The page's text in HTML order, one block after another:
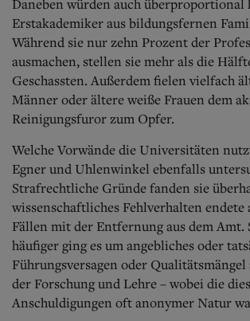
Daneben würden auch überproportional
Erstakademiker aus bildungsfernen
Während sie nur zehn Prozent der
ausmachen, stellen sie mehr als die
Geschassten. Außerdem fielen vielfach
Männer oder ältere weiße Frauen dem
Reinigungsfuror zum Opfer.
Welche Vorwände die Universitäten
Egner und Uhlenwinkel ebenfalls
Strafrechtliche Gründe fanden sie
wissenschaftliches Fehlverhalten
Fällen mit der Entfernung aus dem Amt.
häufiger ging es um angebliches oder
Führungsversagen oder
der Forschung und Lehre – wobei die
Anschuldigungen oft anonymer Natur